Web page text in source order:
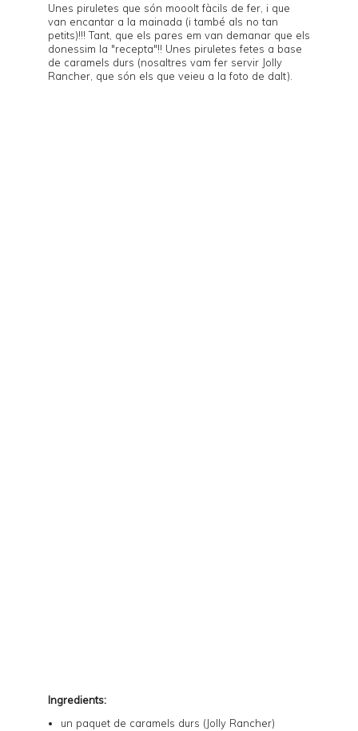
Unes piruletes que són mooolt fàcils de fer, i que
van encantar a la mainada (i també als no tan
petits)!!! Tant, que els pares em van demanar que els
donessim la "recepta"!! Unes piruletes fetes a base
de caramels durs (nosaltres vam fer servir Jolly
Rancher , que són els que veieu a la foto de dalt).
Ingredients:
un paquet de caramels durs (Jolly Rancher)